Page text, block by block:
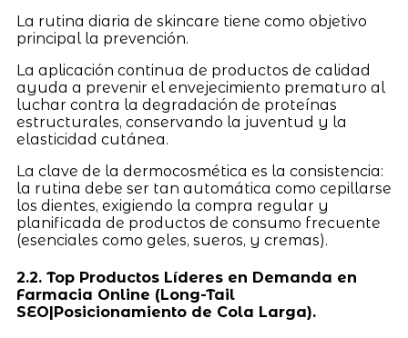
La rutina diaria de skincare tiene como objetivo
principal la prevención.
La aplicación continua de productos de calidad
ayuda a prevenir el envejecimiento prematuro al
luchar contra la degradación de proteínas
estructurales, conservando la juventud y la
elasticidad cutánea.
La clave de la dermocosmética es la consistencia:
la rutina debe ser tan automática como cepillarse
los dientes, exigiendo la compra regular y
planificada de productos de consumo frecuente
(esenciales como geles, sueros, y cremas).
2.2. Top Productos Líderes en Demanda en
Farmacia Online (Long-Tail
SEO|Posicionamiento de Cola Larga).